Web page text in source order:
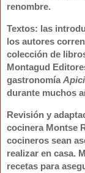
renombre.
Textos: las
los autores
colección de
Montagud
gastronomía
durante muchos
Revisión y
cocinera Montse
cocineros sean
realizar en casa.
recetas para